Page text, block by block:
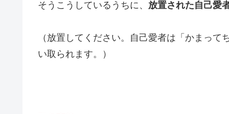
そうこうしているうちに、 放置された自己愛
（放置してください。自己愛者は「かまっ
い取られます。）